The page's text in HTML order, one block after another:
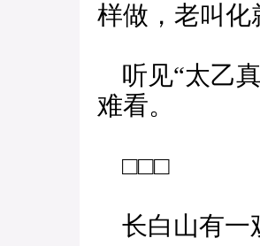
样做，老叫化
听见“太乙
难看。
□□□
长白山有一